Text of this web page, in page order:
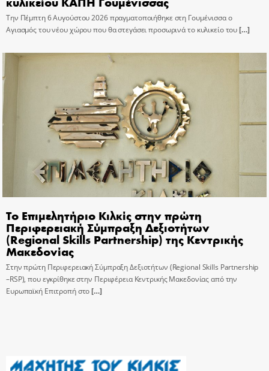
Την Πέμπτη 6 Αυγούστου 2026 πραγματοποιήθηκε στη Γουμένισσα ο
Αγιασμός του νέου χώρου που θα στεγάσει προσωρινά το κυλικείο του[…]
Το Επιμελητήριο Κιλκίς στην πρώτη
Περιφερειακή Σύμπραξη Δεξιοτήτων
(Regional Skills Partnership) της Κεντρικής
Μακεδονίας
Στην πρώτη Περιφερειακή Σύμπραξη Δεξιοτήτων (Regional Skills Partnership
–RSP), που εγκρίθηκε στην Περιφέρεια Κεντρικής Μακεδονίας από την
Ευρωπαϊκή Επιτροπή στο[…]